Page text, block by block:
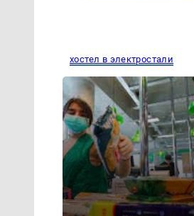
хостел в электростали